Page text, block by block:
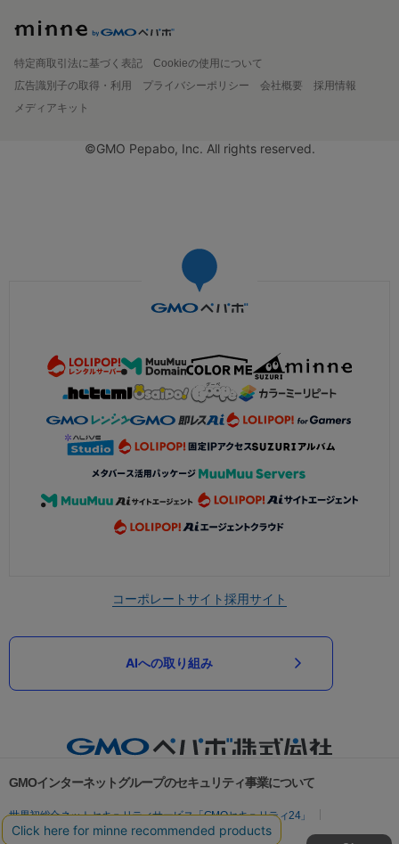
特定商取引法に基づく表記
Cookieの使用について
広告識別子の取得・利用
プライバシーポリシー 会社概要
採用情報
メディアキット
©GMO Pepabo, Inc. All rights reserved.
コーポレートサイト採用サイト
AIへの取り組み
GMOインターネットグループのセキュリティ事業について
世界初総合ネットセキュリティサービス「GMOセキュリティ24」
パスワード漏洩診断
Webサイトリスク診断